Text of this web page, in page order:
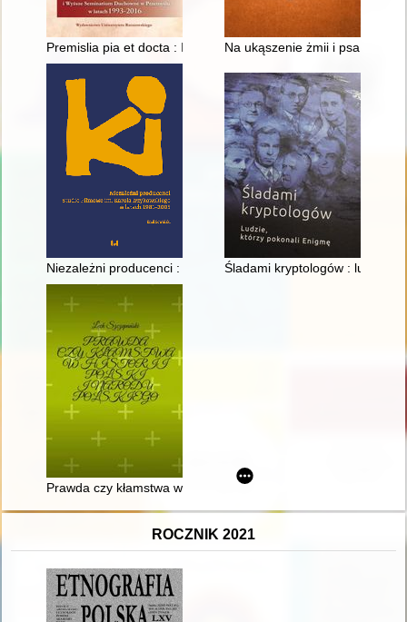
Premislia pia et docta : Instytut Teologiczny i Wyższe
Na ukąszenie żmii i psa
Niezależni producenci : Studio Filmowe im. Karola
Śladami kryptologów : ludzie,
Prawda czy kłamstwa w historii Polski i narodu polskiego
ROCZNIK 2021